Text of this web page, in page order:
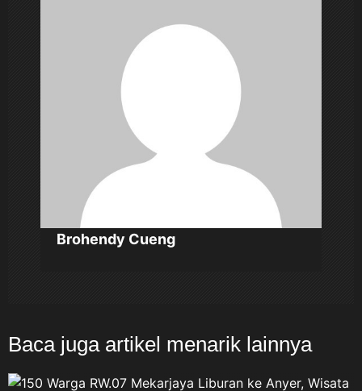
Brohendy Cueng
Baca juga artikel menarik lainnya